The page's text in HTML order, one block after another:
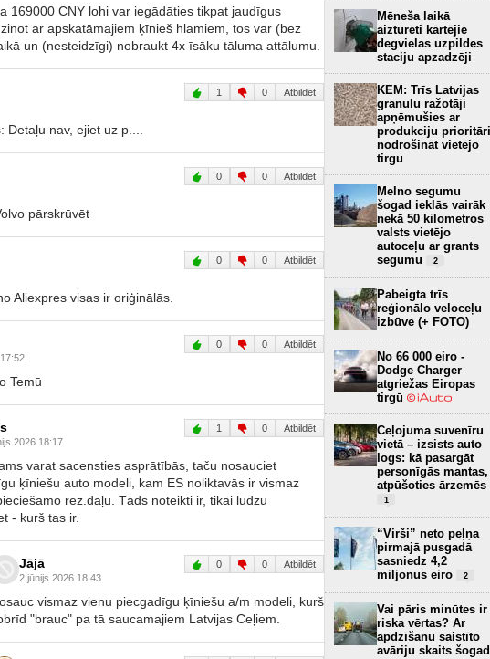
169000 CNY lohi var iegādāties tikpat jaudīgus
ar apskatāmajiem ķīnieš hlamiem, tos var (bez
un (nesteidzīgi) nobraukt 4x īsāku tāluma attālumu.
1 0 Atbildēt
nav, ejiet uz p....
0 0 Atbildēt
pārskrūvēt
0 0 Atbildēt
Aliexpres visas ir oriģinālās.
0 0 Atbildēt
Temū
2026 18:17
1 0 Atbildēt
varat sacensties asprātībās, taču nosauciet
ķīniešu auto modeli, kam ES noliktavās ir vismaz
rez.daļu. Tāds noteikti ir, tikai lūdzu
- kurš tas ir.
Jājā
2.jūnijs 2026 18:43
0 0 Atbildēt
vismaz vienu piecgadīgu ķīniešu a/m modeli, kurš
"brauc" pa tā saucamajiem Latvijas Ceļiem.
Mēneša laikā
aizturēti kārtējie
degvielas uzpildes
staciju apzadzēji
KEM: Trīs Latvijas
granulu ražotāji
apņēmušies ar
produkciju prioritāri
nodrošināt vietējo
tirgu
Melno segumu
šogad ieklās vairāk
nekā 50 kilometros
valsts vietējo
autoceļu ar grants
segumu
2
Pabeigta trīs
reģionālo veloceļu
izbūve (+ FOTO)
No 66 000 eiro -
Dodge Charger
atgriežas Eiropas
tirgū
Ceļojuma suvenīru
vietā – izsists auto
logs: kā pasargāt
personīgās mantas,
atpūšoties ārzemēs
1
“Virši” neto peļņa
pirmajā pusgadā
sasniedz 4,2
miljonus eiro
2
Vai pāris minūtes ir
riska vērtas? Ar
apdzīšanu saistīto
avāriju skaits šogad